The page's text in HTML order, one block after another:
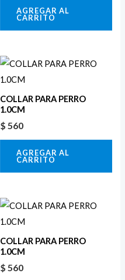
AGREGAR AL
CARRITO
COLLAR PARA PERRO
1.0CM
$ 560
AGREGAR AL
CARRITO
COLLAR PARA PERRO
1.0CM
$ 560